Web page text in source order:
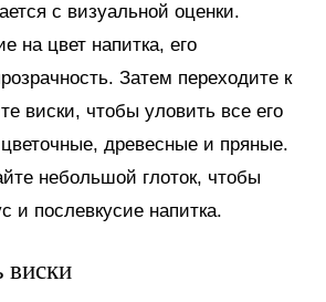
с визуальной оценки.
на цвет напитка, его
Затем переходите к
виски, чтобы уловить все его
древесные и пряные.
небольшой глоток, чтобы
и послевкусие напитка.
виски